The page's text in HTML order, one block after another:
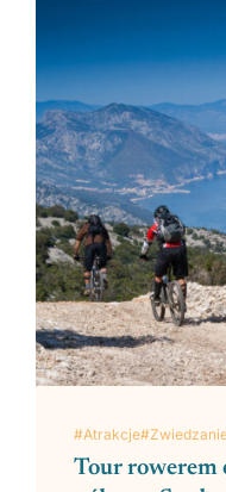
#Atrakcje
Tour rowerem